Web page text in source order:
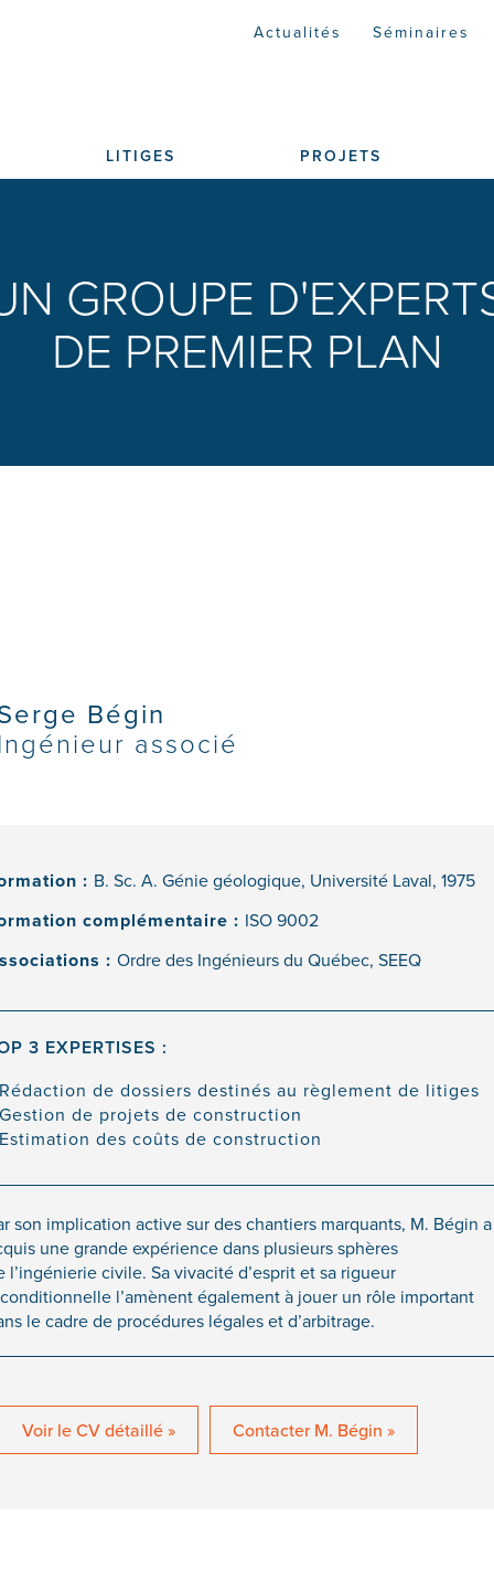
Actualités Séminaires
LITIGES PROJETS
GROUPE
DE PREMIER PLAN
Bégin
Ingénieur associé
: B. Sc. A. Génie géologique, Université Laval, 1975
complémentaire : ISO 9002
: Ordre des Ingénieurs du Québec, SEEQ
3 EXPERTISES :
Rédaction de dossiers destinés au règlement de litiges
Gestion de projets de construction
Estimation des coûts de construction
son implication active sur des chantiers marquants, M. Bégin a
une grande expérience dans plusieurs sphères
l’ingénierie civile. Sa vivacité d’esprit et sa rigueur
l’amènent également à jouer un rôle important
le cadre de procédures légales et d’arbitrage.
Voir le CV détaillé » Contacter M. Bégin »